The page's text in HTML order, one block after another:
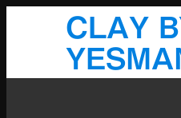
CLAY